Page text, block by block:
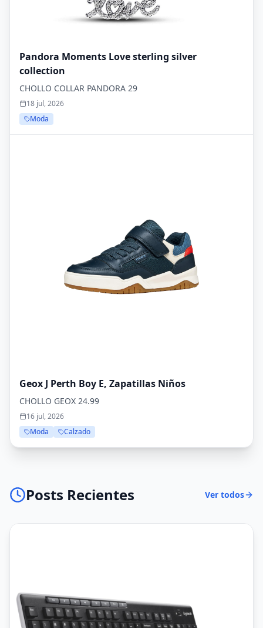
Pandora Moments Love sterling silver
collection
CHOLLO COLLAR PANDORA 29
18 jul, 2026
Moda
Geox J Perth Boy E, Zapatillas Niños
CHOLLO GEOX 24.99
16 jul, 2026
Moda
Calzado
Posts Recientes Ver todos